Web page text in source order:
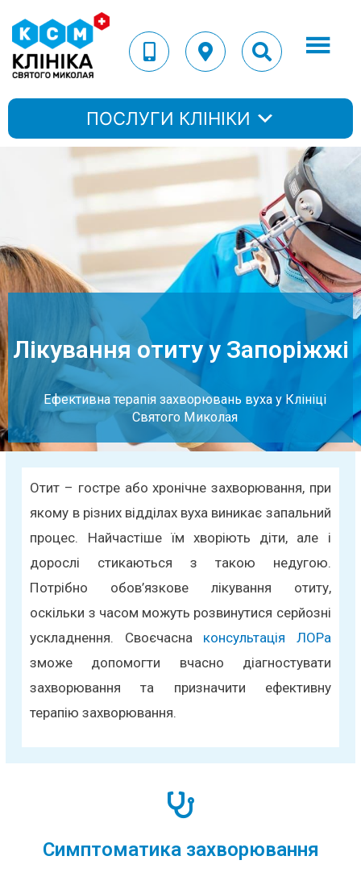
ПОСЛУГИ КЛІНІКИ
Лікування отиту у Запоріжжі
Ефективна терапія захворювань вуха у Клініці
Святого Миколая
Отит – гостре або хронічне захворювання, при
якому в різних відділах вуха виникає запальний
процес. Найчастіше їм хворіють діти, але і
дорослі стикаються з такою недугою.
Потрібно обов’язкове лікування отиту,
оскільки з часом можуть розвинутися серйозні
ускладнення. Своєчасна консультація ЛОРа
зможе допомогти вчасно діагностувати
захворювання та призначити ефективну
терапію захворювання.
Симптоматика захворювання